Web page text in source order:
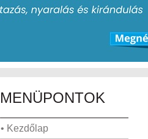
MENÜPONTOK
• Kezdőlap